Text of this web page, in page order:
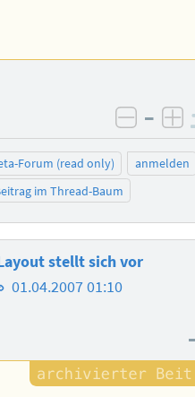
–
Forum (read only)
anmelden
im Thread-Baum
stellt sich vor
01.04.2007 01:10